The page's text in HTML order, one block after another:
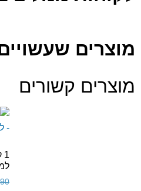
מוצרים
מוצרים קשורים